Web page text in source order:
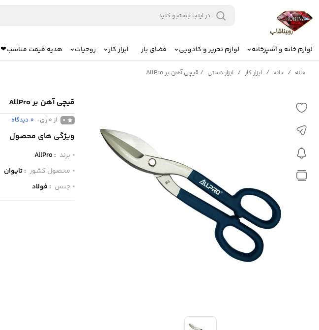
لوازم خانه و آشپزخانه لوازم تحریر و کادویی فضای باز ابزار کار روحیات هدیه قیمت مناسب❤
خانه / خانه / ابزار کار / ابزار دستی / قیچی آهن بر AllPro
قیچی آهن بر AllPro
0 از 0 رای 0 دیدگاه
ویژگی های محصول
برند :
AllPro
محصول کشور :تایوان
جنس : فولاد